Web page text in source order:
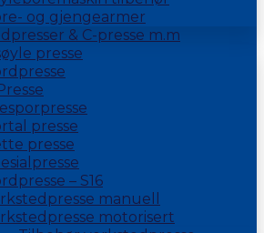
og gjengearmer
& C-presse m.m
presse
presse
presse
– S16
manuell
motorisert